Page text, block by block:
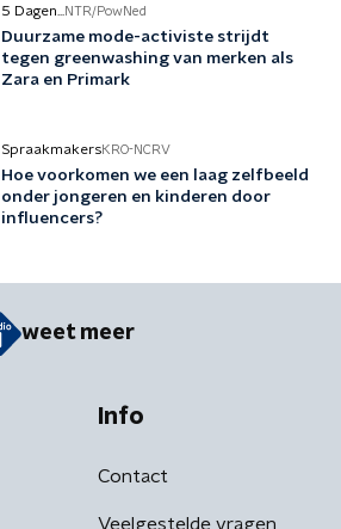
5 Dagen... NTR/PowNed
Duurzame mode-activiste strijdt
tegen greenwashing van merken als
Zara en Primark
SpraakmakersKRO-NCRV
Hoe voorkomen we een laag zelfbeeld
onder jongeren en kinderen door
influencers?
weet meer
Info
Contact
Veelgestelde vragen